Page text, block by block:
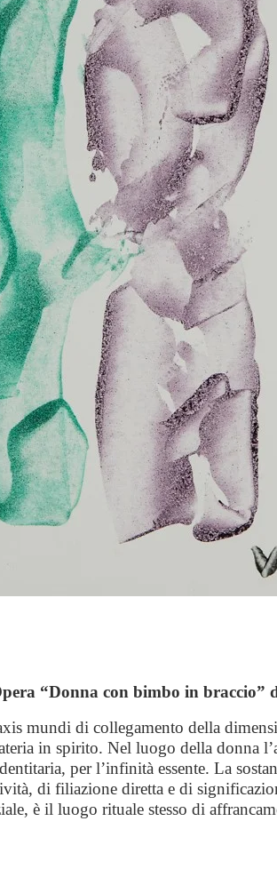
“Donna con bimbo in braccio”
mundi di collegamento della
in spirito. Nel luogo della donna
per l’infinità essente. La
di filiazione diretta e di
è il luogo rituale stesso di